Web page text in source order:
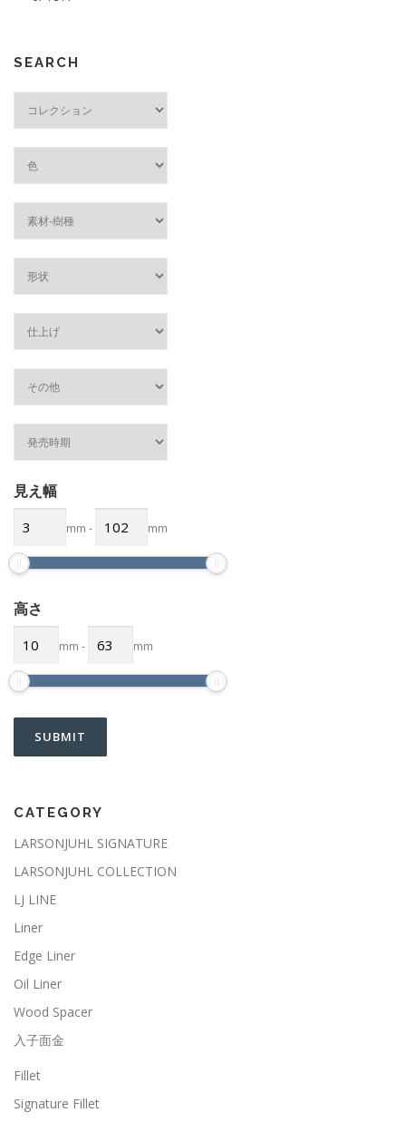
SEARCH
見え幅
mm - mm
高さ
mm - mm
CATEGORY
LARSONJUHL SIGNATURE
LARSONJUHL COLLECTION
LJ LINE
Liner
Edge Liner
Oil Liner
Wood Spacer
入子面金
Fillet
Signature Fillet